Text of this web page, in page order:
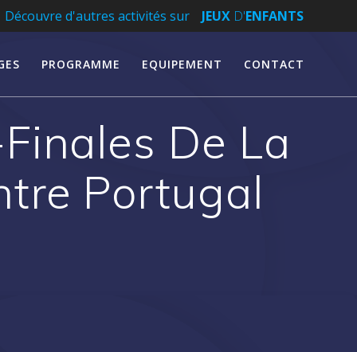
Découvre d'autres activités sur JEUXD'ENFANTS
PROGRAMME EQUIPEMENT CONTACT
De La
Portugal